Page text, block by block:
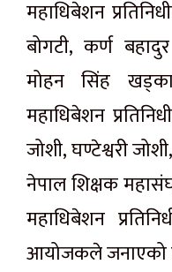
महाधिबेशन
बोगटी, कर्ण
मोहन सिंह
महाधिबेशन
जोशी, घण्टेश्वरी
नेपाल शिक्षक
महाधिबेशन
आयोजकले जनाएको